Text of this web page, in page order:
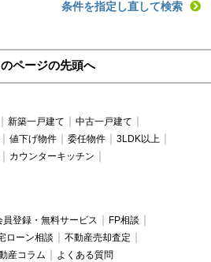
条件を指定し直して検索
ページの先頭へ
新築一戸建て
中古一戸建て
値下げ物件 委任物件
3LDK以上
カウンターキッチン
員登録・無料サービス
FP相談
ローン相談
不動産売却査定
産コラム よくある質問